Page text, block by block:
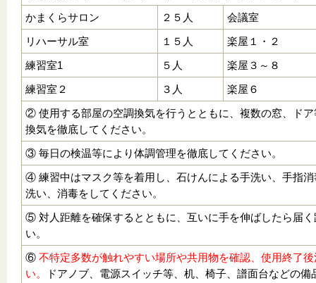
かまくらサロン
２５人
会議室
リハーサル室
１５人
楽屋１・２
練習室1
５人
楽屋３～８
練習室２
３人
楽屋
② 使用する部屋の空調換気を行うとともに、複数の窓、ド
換気を徹底してください。
③ 毎日の検温等により体調管理を徹底してください。
④ 練習中はマスク等を着用し、石けんによる手洗い、手指
洗い、消毒をしてください。
⑤ 対人距離を確保するとともに、互いに手を伸ばしたら届
い。
⑥ 不特定多数が触れやすい場所や共用物を確認、使用終了
い。
ドアノブ、電源スイッチ等、机、椅子、譜面台などの